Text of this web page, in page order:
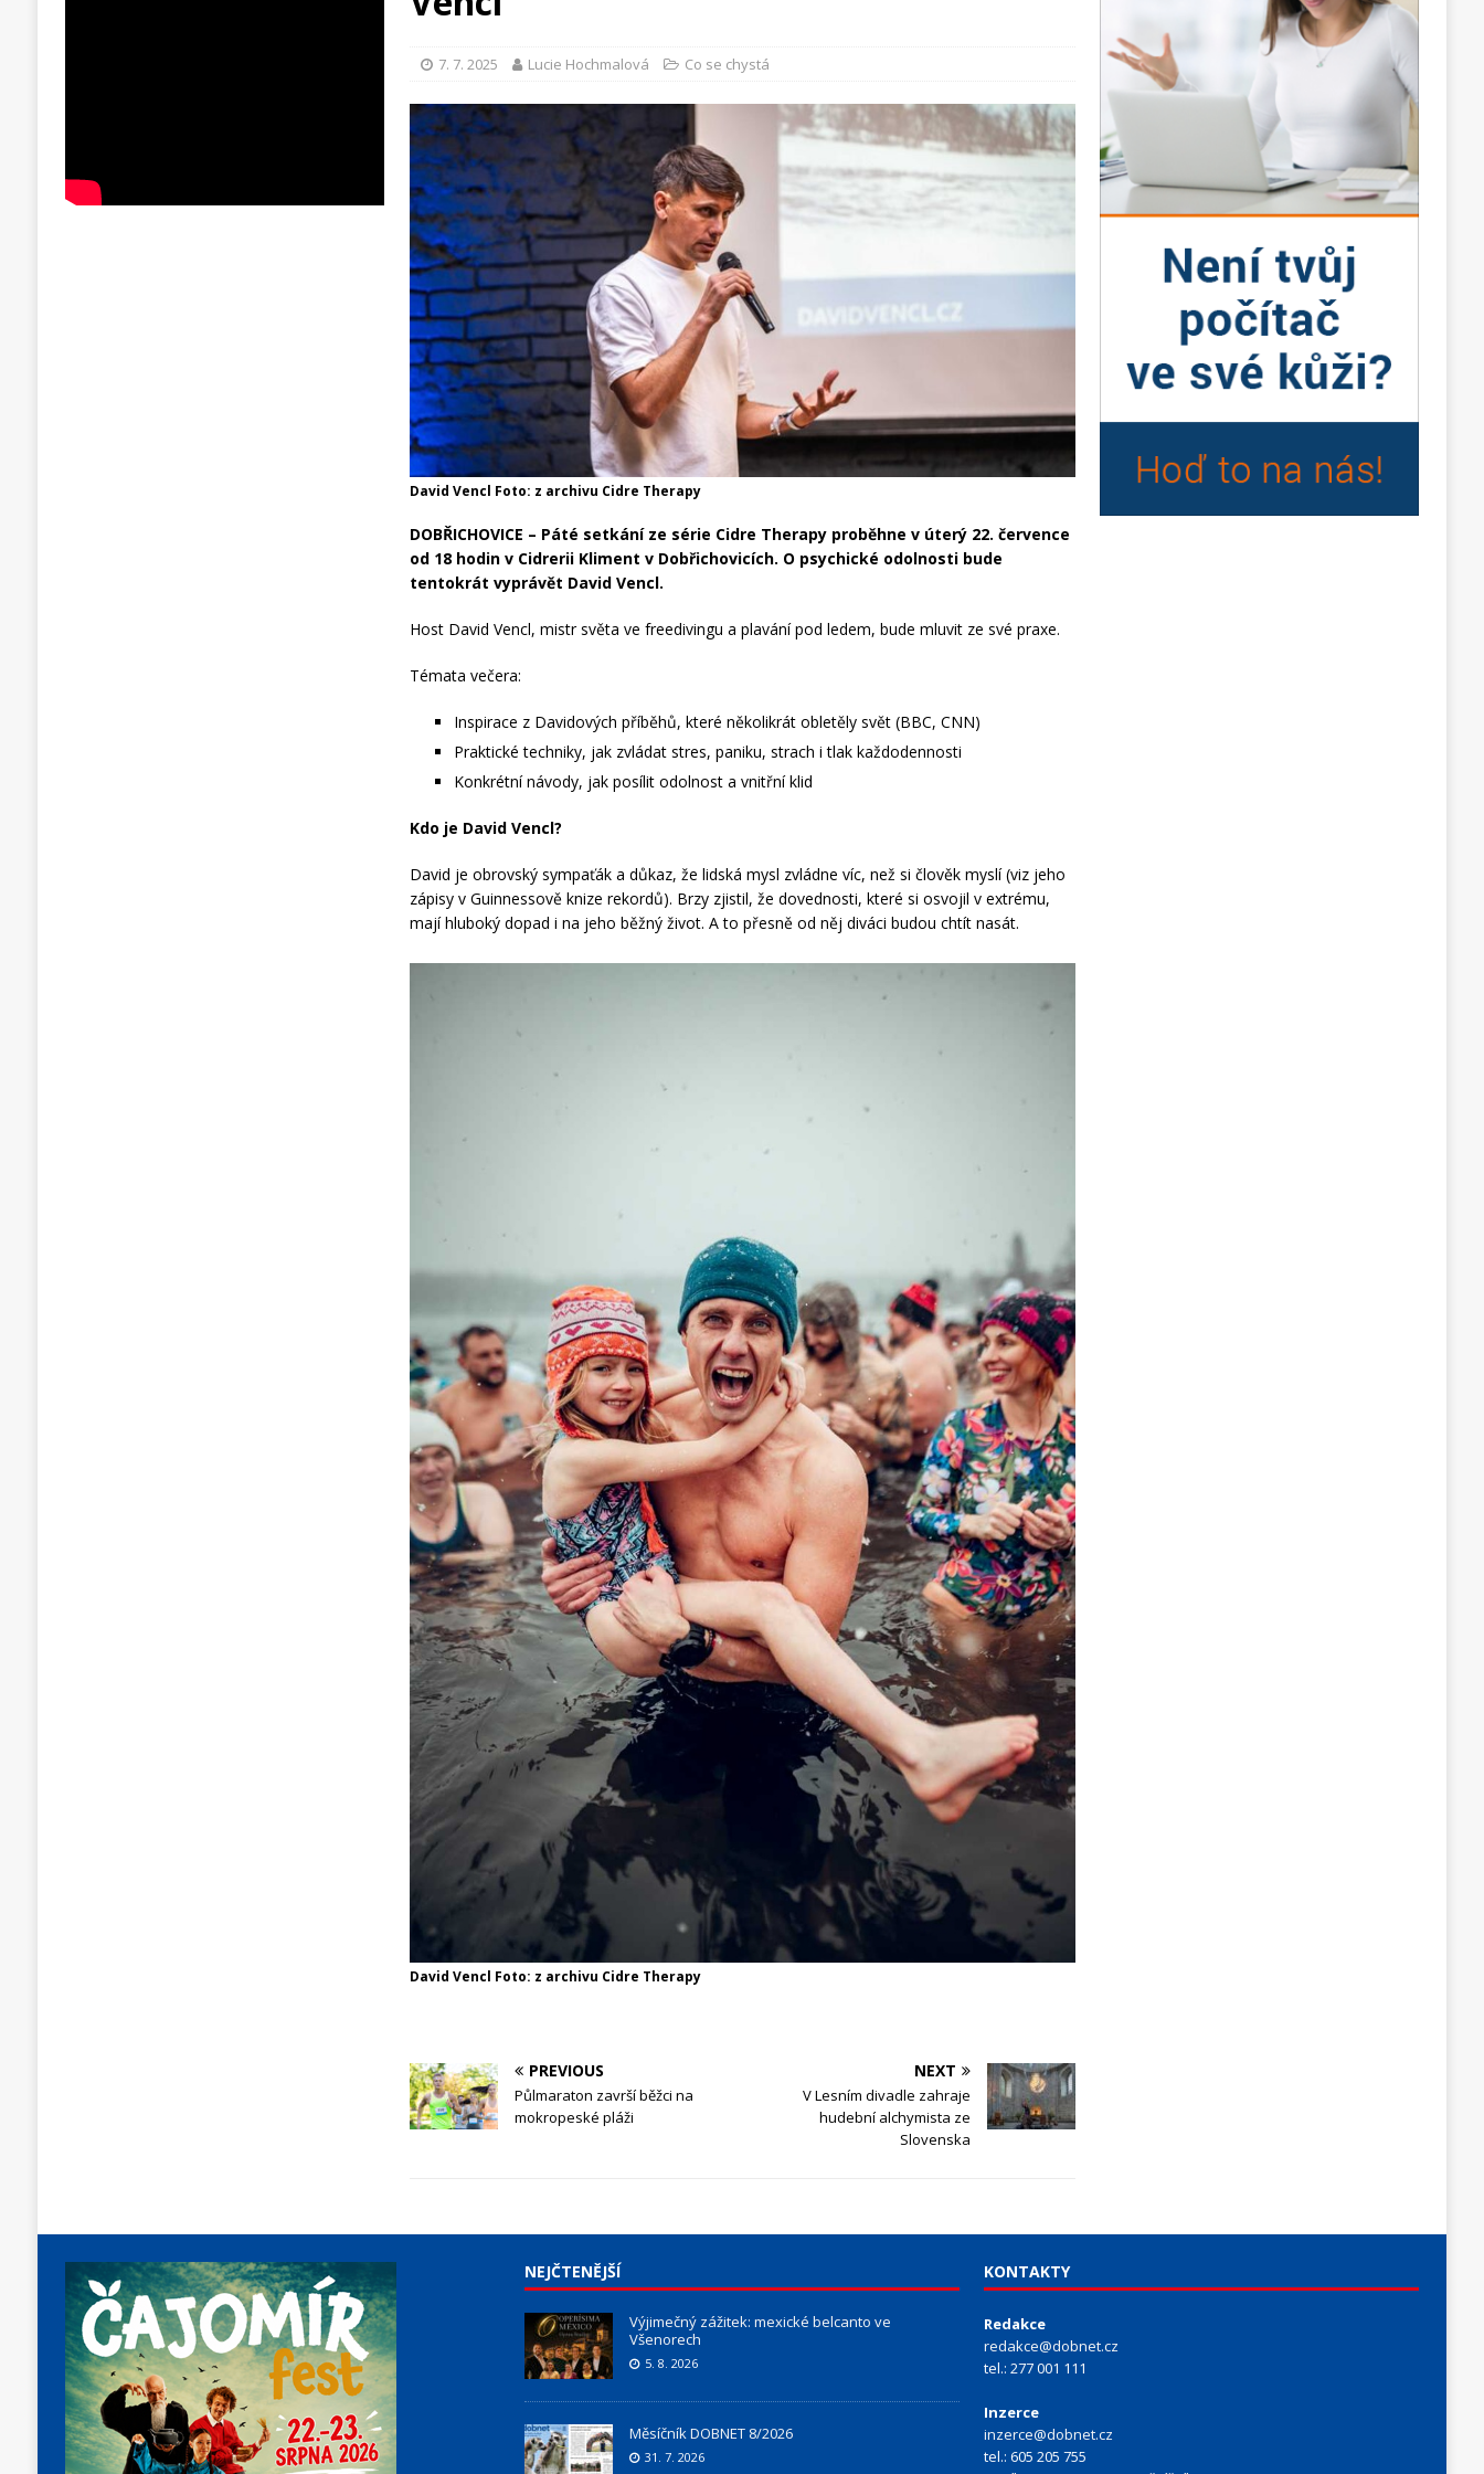
7. 7. 2025 Lucie Hochmalová Co se chystá
David Vencl Foto: z archivu Cidre Therapy
DOBŘICHOVICE – Páté setkání ze série Cidre Therapy proběhne v úterý 22. července
od 18 hodin v Cidrerii Kliment v Dobřichovicích. O psychické odolnosti bude
tentokrát vyprávět David Vencl.
Host David Vencl, mistr světa ve freedivingu a plavání pod ledem, bude mluvit ze své praxe.
Témata večera:
Inspirace z Davidových příběhů, které několikrát obletěly svět (BBC, CNN)
Praktické techniky, jak zvládat stres, paniku, strach i tlak každodennosti
Konkrétní návody, jak posílit odolnost a vnitřní klid
Kdo je David Vencl?
David je obrovský sympaťák a důkaz, že lidská mysl zvládne víc, než si člověk myslí (viz jeho
zápisy v Guinnessově knize rekordů). Brzy zjistil, že dovednosti, které si osvojil v extrému,
mají hluboký dopad i na jeho běžný život. A to přesně od něj diváci budou chtít nasát.
David Vencl Foto: z archivu Cidre Therapy
PREVIOUS
Půlmaraton završí běžci na
mokropeské pláži
NEXT
V Lesním divadle zahraje
hudební alchymista ze
Slovenska
NEJČTENĚJŠÍ
Výjimečný zážitek: mexické belcanto ve
Všenorech
5. 8. 2026
Měsíčník DOBNET 8/2026
31. 7. 2026
KONTAKTY
Redakce
redakce@dobnet.cz
tel.: 277 001 111
Inzerce
inzerce@dobnet.cz
tel.: 605 205 755